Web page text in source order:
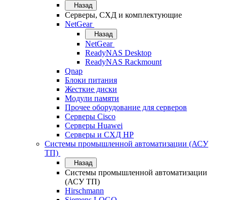
Назад
Серверы, СХД и комплектующие
NetGear
Назад
NetGear
ReadyNAS Desktop
ReadyNAS Rackmount
Qnap
Блоки питания
Жесткие диски
Модули памяти
Прочее оборудование для серверов
Серверы Cisco
Серверы Huawei
Серверы и СХД HP
Системы промышленной автоматизации (АСУ
ТП)
Назад
Системы промышленной автоматизации
(АСУ ТП)
Hirschmann